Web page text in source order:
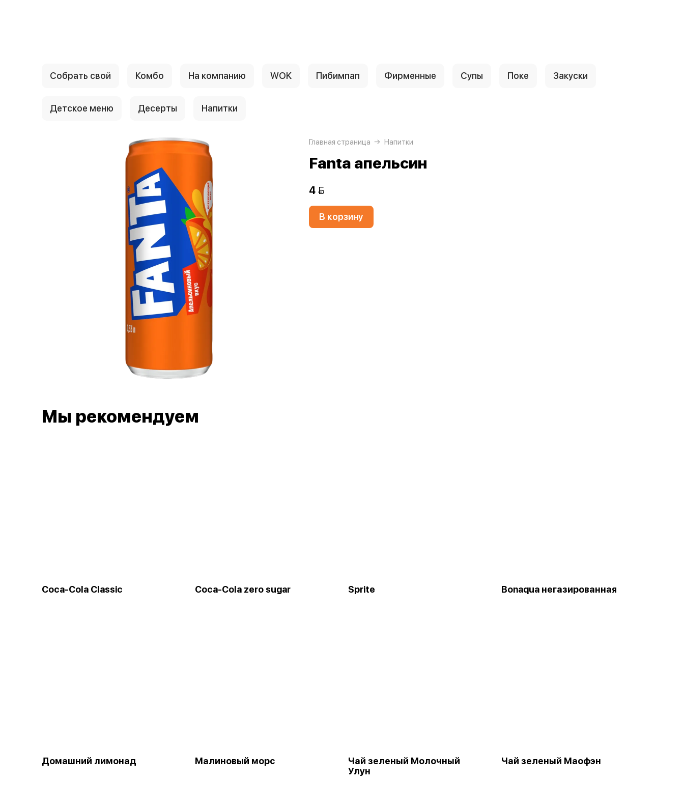
Собрать свой Комбо На компанию WOK Пибимпап Фирменные Супы Поке Закуски
Детское меню Десерты Напитки
Главная страница Напитки
Fanta апельсин
4 
В корзину
Мы рекомендуем
Coca-Cola Classic Coca-Cola zero sugar Sprite Bonaqua негазированная
Домашний лимонад Малиновый морс
Чай зеленый Молочный
Улун
Чай зеленый Маофэн